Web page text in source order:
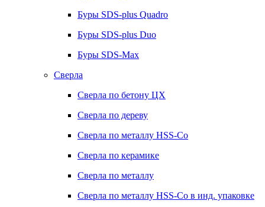
Буры SDS-plus Quadro
Буры SDS-plus Duo
Буры SDS-Max
Сверла
Сверла по бетону ЦХ
Сверла по дереву
Сверла по металлу HSS-Co
Сверла по керамике
Сверла по металлу
Сверла по металлу HSS-Co в инд. упаковке